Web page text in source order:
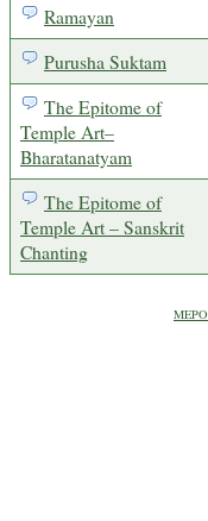
Ramayan
Purusha Suktam
The Epitome of
Temple Art–
Bharatanatyam
The Epitome of
Temple Art – Sanskrit
Chanting